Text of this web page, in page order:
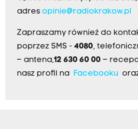
adres opinie@radiokrakow.pl
Zapraszamy również do
poprzez SMS - 4080,
– antena,12 630 60 00 –
nasz profil na Facebooku